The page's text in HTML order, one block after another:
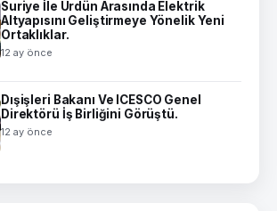
Suriye İle Ürdün Arasında Elektrik
Altyapısını Geliştirmeye Yönelik Yeni
Ortaklıklar.
12 ay önce
Dışişleri Bakanı Ve ICESCO Genel
Direktörü İş Birliğini Görüştü.
12 ay önce